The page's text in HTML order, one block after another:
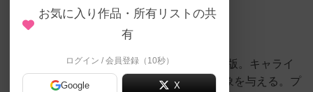
513名 1名 0 6年弱前
歴史あるクルードの、EAから出された最新版。キャライ
ラストや設定が少し変わって、現代的な印象を与える。プ
お気に入り作品・所有リストの共
有
ログイン / 会員登録（10秒）
Google X